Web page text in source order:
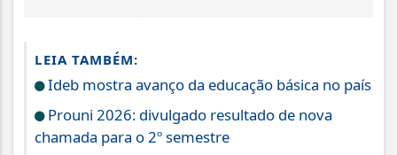
LEIA TAMBÉM:
Ideb mostra avanço da educação básica no país
Prouni 2026: divulgado resultado de nova
chamada para o 2º semestre